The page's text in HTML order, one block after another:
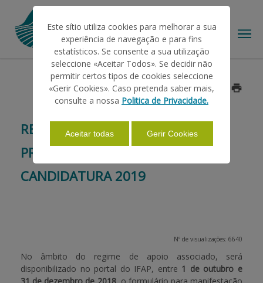
AJUDAS/APOIOS
INFORMAÇÕES
REGIME DE APOIO ASSOCIADO -
PRÉMIOS ANIMAIS - INTENÇÃO DE
CANDIDATURA 2019
Data: 2018/09/20
Nº de visualizações: 6640
No âmbito do regime de apoio associado, será
disponibilizado no portal do IFAP, entre 1 de outubro e
Este sítio utiliza cookies para melhorar a sua
experiência de navegação e para fins
estatísticos. Se consente a sua utilização
seleccione «Aceitar Todos». Se decidir não
permitir certos tipos de cookies seleccione
«Gerir Cookies». Caso pretenda saber mais,
consulte a nossa Politica de Privacidade.
Aceitar todas Gerir Cookies